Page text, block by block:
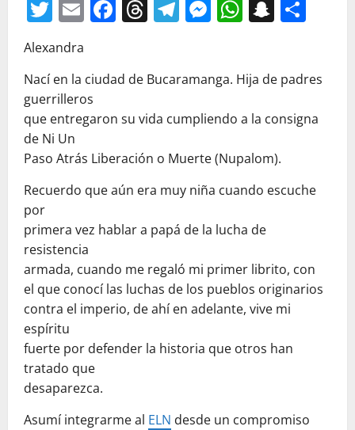
Twitter
EmailFacebook
Threads
Telegram
Messenger
Alexandra
Nací en la ciudad de Bucaramanga. Hija de padres
guerrilleros
que entregaron su vida cumpliendo a la consigna
de Ni Un
Paso Atrás Liberación o Muerte (Nupalom).
Recuerdo que aún era muy niña cuando escuche
por
primera vez hablar a papá de la lucha de
resistencia
armada, cuando me regaló mi primer librito, con
el que conocí las luchas de los pueblos originarios
contra el imperio, de ahí en adelante, vive mi
espíritu
fuerte por defender la historia que otros han
tratado que
desaparezca.
Asumí integrarme al ELN desde un compromiso